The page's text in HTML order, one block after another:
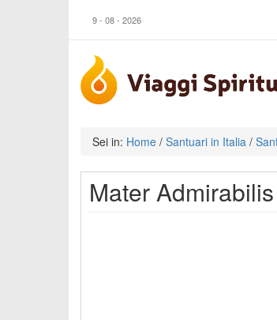
9 - 08 - 2026
Sei in: Home / Santuari in Italia /
Mater